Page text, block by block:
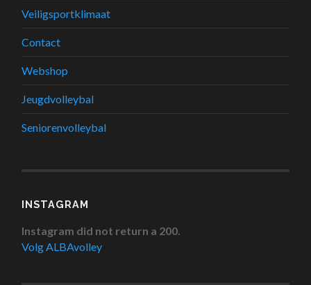
Veiligsportklimaat
Contact
Webshop
Jeugdvolleybal
Seniorenvolleybal
INSTAGRAM
Instagram did not return a 200.
Volg ALBAvolley